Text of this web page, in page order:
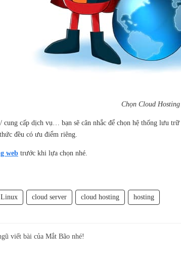
Chọn Cloud
cấp dịch vụ… bạn sẽ cân nhắc để chọn hệ thống lưu
đều có ưu điểm riêng.
web trước khi lựa chọn nhé.
Linux cloud server cloud hosting hosting
viết bài của Mắt Bão nhé!